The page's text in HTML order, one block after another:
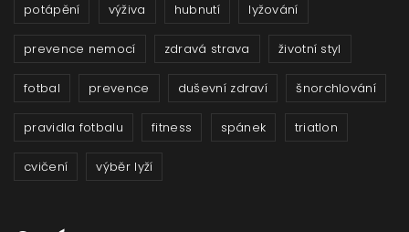
potápění výživa hubnutí lyžování
prevence nemocí zdravá strava životní styl
fotbal prevence duševní zdraví šnorchlování
pravidla fotbalu fitness spánek triatlon
cvičení výběr lyží